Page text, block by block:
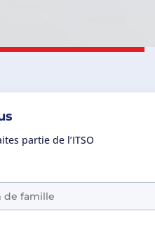
partie de l’ITSO